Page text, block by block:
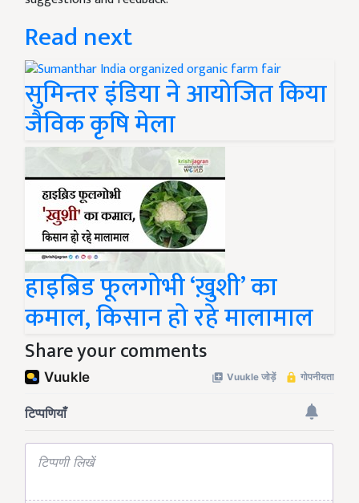
Read next
सुमिन्तर इंडिया ने आयोजित किया
जैविक कृषि मेला
हाइब्रिड फूलगोभी ‘ख़ुशी’ का
कमाल, किसान हो रहे मालामाल
Share your comments